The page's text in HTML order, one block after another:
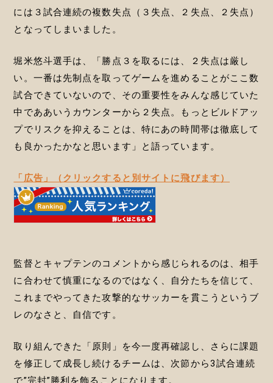
には３試合連続の複数失点（３失点、２失点、２失点）
となってしまいました。
堀米悠斗選手は、「勝点３を取るには、２失点は厳し
い。一番は先制点を取ってゲームを進めることがここ数
試合できていないので、その重要性をみんな感じていた
中でああいうカウンターから２失点。もっとビルドアッ
プでリスクを抑えることは、特にあの時間帯は徹底して
も良かったかなと思います」と語っています。
「広告」（クリックすると別サイトに飛びます）
監督とキャプテンのコメントから感じられるのは、相手
に合わせて慎重になるのではなく、自分たちを信じて、
これまでやってきた攻撃的なサッカーを貫こうというブ
レのなさと、自信です。
取り組んできた「原則」を今一度再確認し、さらに課題
を修正して成長し続けるチームは、次節から3試合連続
で”完封”勝利を飾ることになります。